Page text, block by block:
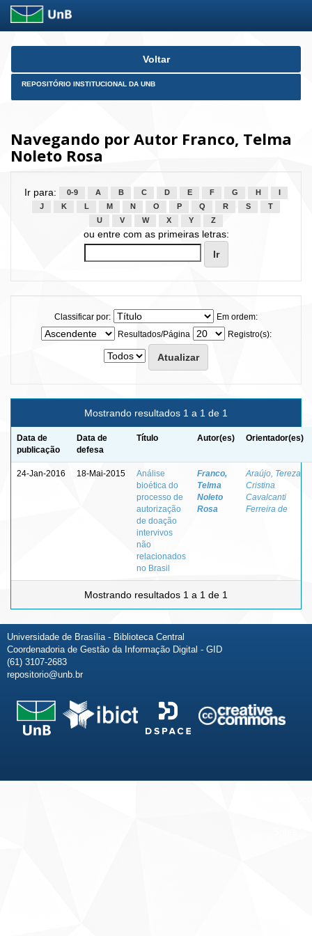
Skip
Voltar
REPOSITÓRIO INSTITUCIONAL DA UNB
Navegando por Autor Franco, Telma
Noleto Rosa
Ir para: 0-9 A B C D E F G H
J
K L M N O P Q R S
T
U
V W X Y Z
ou entre com as primeiras letras:
Classificar por:
Em ordem:
Resultados/Página
Registro(s):
Mostrando resultados 1 a 1 de 1
Data de
publicação
Data de
defesa
Título Autor(es) Orientador(es)
24-Jan-2016 18-Mai-2015
Análise
bioética do
processo de
autorização
de doação
intervivos
não
relacionados
no Brasil
Franco,
Telma
Noleto
Rosa
Araújo, Tereza
Cristina
Cavalcanti
Ferreira de
Mostrando resultados 1 a 1 de 1
Universidade de Brasília - Biblioteca Central
Coordenadoria de Gestão da Informação Digital - GID
(61) 3107-2683
repositorio@unb.br